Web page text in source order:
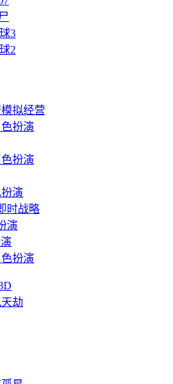
3
2
模拟经营
扮演
扮演
演
时战略
演
扮演
劫